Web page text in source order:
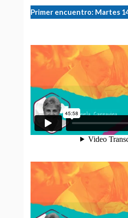
Primer encuentro: Martes